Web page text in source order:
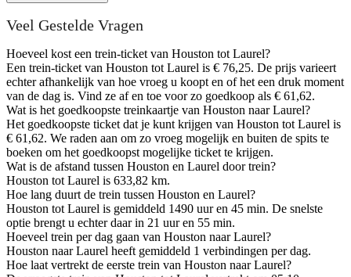
Veel Gestelde Vragen
Hoeveel kost een trein-ticket van Houston tot Laurel?
Een trein-ticket van Houston tot Laurel is € 76,25. De prijs varieert
echter afhankelijk van hoe vroeg u koopt en of het een druk moment
van de dag is. Vind ze af en toe voor zo goedkoop als € 61,62.
Wat is het goedkoopste treinkaartje van Houston naar Laurel?
Het goedkoopste ticket dat je kunt krijgen van Houston tot Laurel is
€ 61,62. We raden aan om zo vroeg mogelijk en buiten de spits te
boeken om het goedkoopst mogelijke ticket te krijgen.
Wat is de afstand tussen Houston en Laurel door trein?
Houston tot Laurel is 633,82 km.
Hoe lang duurt de trein tussen Houston en Laurel?
Houston tot Laurel is gemiddeld 1490 uur en 45 min. De snelste
optie brengt u echter daar in 21 uur en 55 min.
Hoeveel trein per dag gaan van Houston naar Laurel?
Houston naar Laurel heeft gemiddeld 1 verbindingen per dag.
Hoe laat vertrekt de eerste trein van Houston naar Laurel?